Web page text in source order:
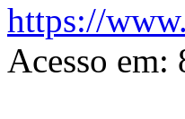
https://
Acesso em: